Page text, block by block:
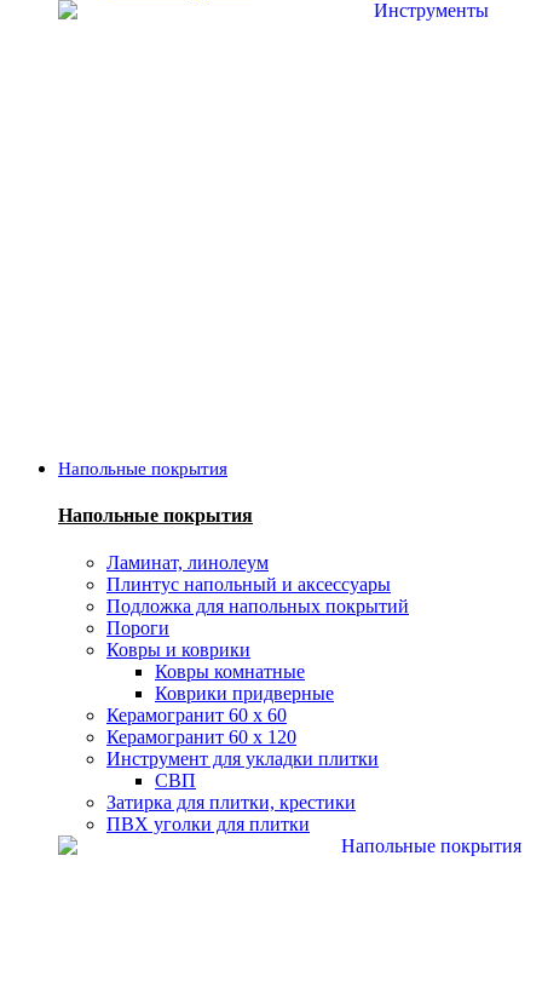
Напольные покрытия
Напольные покрытия
Ламинат, линолеум
Плинтус напольный и аксессуары
Подложка для напольных покрытий
Пороги
Ковры и коврики
Ковры комнатные
Коврики придверные
Керамогранит 60 х 60
Керамогранит 60 х 120
Инструмент для укладки плитки
СВП
Затирка для плитки, крестики
ПВХ уголки для плитки